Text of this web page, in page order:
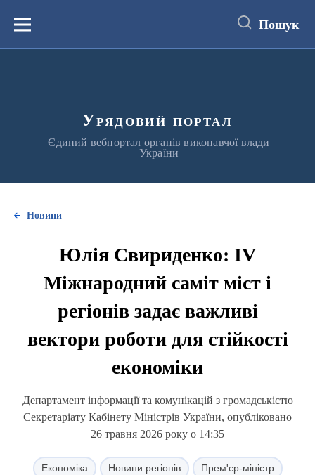
вмістуМеню Пошук
Урядовий портал
Єдиний вебпортал органів виконавчої влади
України
Новини
Юлія Свириденко: IV
Міжнародний саміт міст і
регіонів задає важливі
вектори роботи для стійкості
економіки
Департамент інформації та комунікацій з громадськістю
Секретаріату Кабінету Міністрів України, опубліковано
26 травня 2026 року о 14:35
Економіка Новини регіонів Прем'єр-міністр